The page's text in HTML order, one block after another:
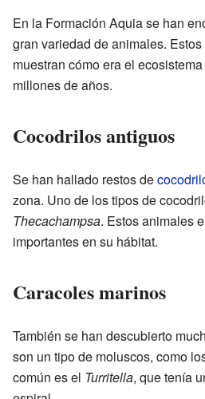
En la Formación Aquia se han
gran variedad de animales.
muestran cómo era el
millones de años.
Cocodrilos antiguos
Se han hallado restos de
zona. Uno de los tipos de
Thecachampsa. Estos animales
importantes en su hábitat.
Caracoles marinos
También se han descubierto
son un tipo de moluscos, como
común es el Turritella, que tenía